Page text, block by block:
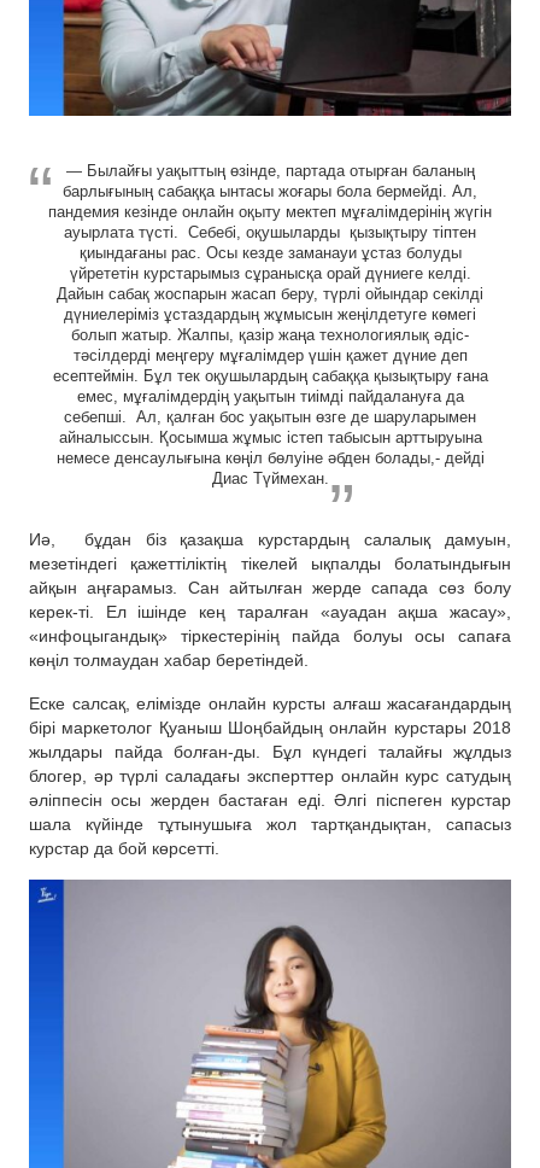
— Былайғы уақыттың өзінде, партада отырған баланың
барлығының сабаққа ынтасы жоғары бола бермейді. Ал,
пандемия кезінде онлайн оқыту мектеп мұғалімдерінің жүгін
ауырлата түсті. Себебі, оқушыларды қызықтыру тіптен
қиындағаны рас. Осы кезде заманауи ұстаз болуды
үйрететін курстарымыз сұранысқа орай дүниеге келді.
Дайын сабақ жоспарын жасап беру, түрлі ойындар секілді
дүниелеріміз ұстаздардың жұмысын жеңілдетуге көмегі
болып жатыр. Жалпы, қазір жаңа технологиялық әдіс-
тәсілдерді меңгеру мұғалімдер үшін қажет дүние деп
есептеймін. Бұл тек оқушылардың сабаққа қызықтыру ғана
емес, мұғалімдердің уақытын тиімді пайдалануға да
себепші. Ал, қалған бос уақытын өзге де шаруларымен
айналыссын. Қосымша жұмыс істеп табысын арттыруына
немесе денсаулығына көңіл бөлуіне әбден болады,- дейді
Диас Түймехан.
Иә, бұдан біз қазақша курстардың салалық дамуын,
мезетіндегі қажеттіліктің тікелей ықпалды болатындығын
айқын аңғарамыз. Сан айтылған жерде сапада сөз болу
керек-ті. Ел ішінде кең таралған «ауадан ақша жасау»,
«инфоцыгандық» тіркестерінің пайда болуы осы сапаға
көңіл толмаудан хабар беретіндей.
Еске салсақ, елімізде онлайн курсты алғаш жасағандардың
бірі маркетолог Қуаныш Шоңбайдың онлайн курстары 2018
жылдары пайда болған-ды. Бұл күндегі талайғы жұлдыз
блогер, әр түрлі саладағы эксперттер онлайн курс сатудың
әліппесін осы жерден бастаған еді. Әлгі піспеген курстар
шала күйінде тұтынушыға жол тартқандықтан, сапасыз
курстар да бой көрсетті.